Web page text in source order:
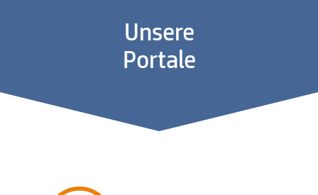
Unsere
Portale